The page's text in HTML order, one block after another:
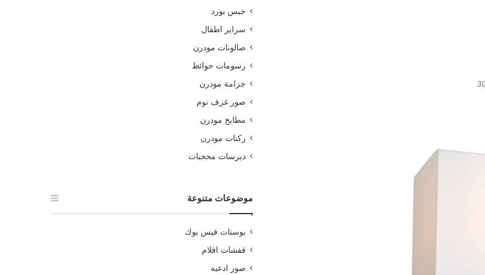
جبس بورد
سراير اطفال
صالونات مودرن
رسومات حوائط
جزامة مودرن
صور غرف نوم
مطابخ مودرن
ركنات مودرن
ديرسات محجبات
موضوعات متنوعة
بوستات فيس بوك
قفشات افلام
صور ادعيه